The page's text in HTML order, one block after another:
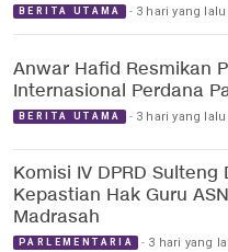
BERITA UTAMA 3 hari yang lalu
Anwar Hafid Resmikan
Internasional Perdana
BERITA UTAMA 3 hari yang lalu
Komisi IV DPRD Sulteng
Kepastian Hak Guru
Madrasah
PARLEMENTARIA 3 hari yang